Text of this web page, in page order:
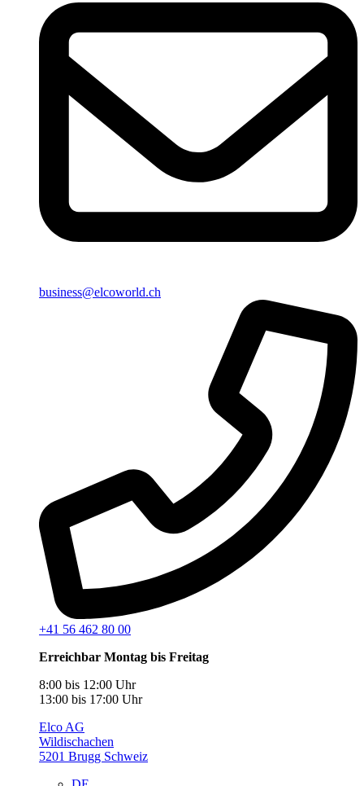
business@elcoworld.ch
+41 56 462 80 00
Erreichbar Montag bis Freitag
8:00 bis 12:00 Uhr
13:00 bis 17:00 Uhr
Elco AG
Wildischachen
5201 Brugg Schweiz